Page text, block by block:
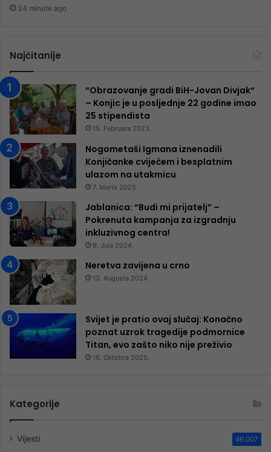
34 minute ago
Najčitanije
“Obrazovanje gradi BiH-Jovan Divjak“
– Konjic je u posljednje 22 godine imao
25 ​​stipendista
15. Februara 2023.
Nogometaši Igmana iznenadili
Konjičanke cvijećem i besplatnim
ulazom na utakmicu
7. Marta 2025.
Jablanica: “Budi mi prijatelj” –
Pokrenuta kampanja za izgradnju
inkluzivnog centra!
9. Jula 2024.
Neretva zavijena u crno
13. Augusta 2024.
Svijet je pratio ovaj slučaj: Konačno
poznat uzrok tragedije podmornice
Titan, evo zašto niko nije preživio
16. Oktobra 2025.
Kategorije
Vijesti 46.007